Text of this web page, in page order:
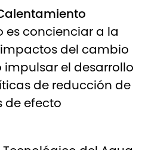
r
I
p
es concienciar a la
del cambio
el desarrollo
de reducción de
de efecto